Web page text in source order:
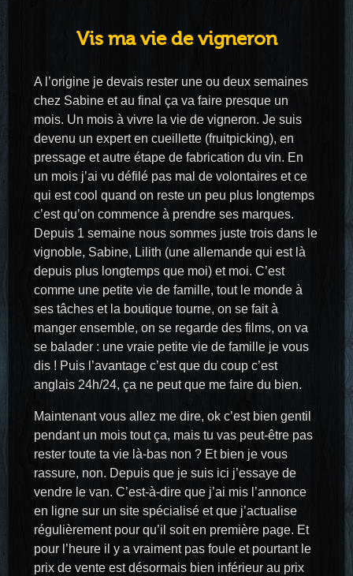
Vis ma vie de vigneron
A l’origine je devais rester une ou deux semaines
chez Sabine et au final ça va faire presque un
mois. Un mois à vivre la vie de vigneron. Je suis
devenu un expert en cueillette (fruitpicking), en
pressage et autre étape de fabrication du vin. En
un mois j’ai vu défilé pas mal de volontaires et ce
qui est cool quand on reste un peu plus longtemps
c’est qu’on commence à prendre ses marques.
Depuis 1 semaine nous sommes juste trois dans le
vignoble, Sabine, Lilith (une allemande qui est là
depuis plus longtemps que moi) et moi. C’est
comme une petite vie de famille, tout le monde à
ses tâches et la boutique tourne, on se fait à
manger ensemble, on se regarde des films, on va
se balader : une vraie petite vie de famille je vous
dis ! Puis l’avantage c’est que du coup c’est
anglais 24h/24, ça ne peut que me faire du bien.
Maintenant vous allez me dire, ok c’est bien gentil
pendant un mois tout ça, mais tu vas peut-être pas
rester toute ta vie là-bas non ? Et bien je vous
rassure, non. Depuis que je suis ici j’essaye de
vendre le van. C’est-à-dire que j’ai mis l’annonce
en ligne sur un site spécialisé et que j’actualise
régulièrement pour qu’il soit en première page. Et
pour l’heure il y a vraiment pas foule et pourtant le
prix de vente est désormais bien inférieur au prix